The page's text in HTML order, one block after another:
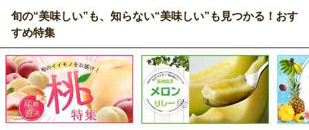
旬の“美味しい”も、知らない“美味しい”も見つかる！おす
すめ特集